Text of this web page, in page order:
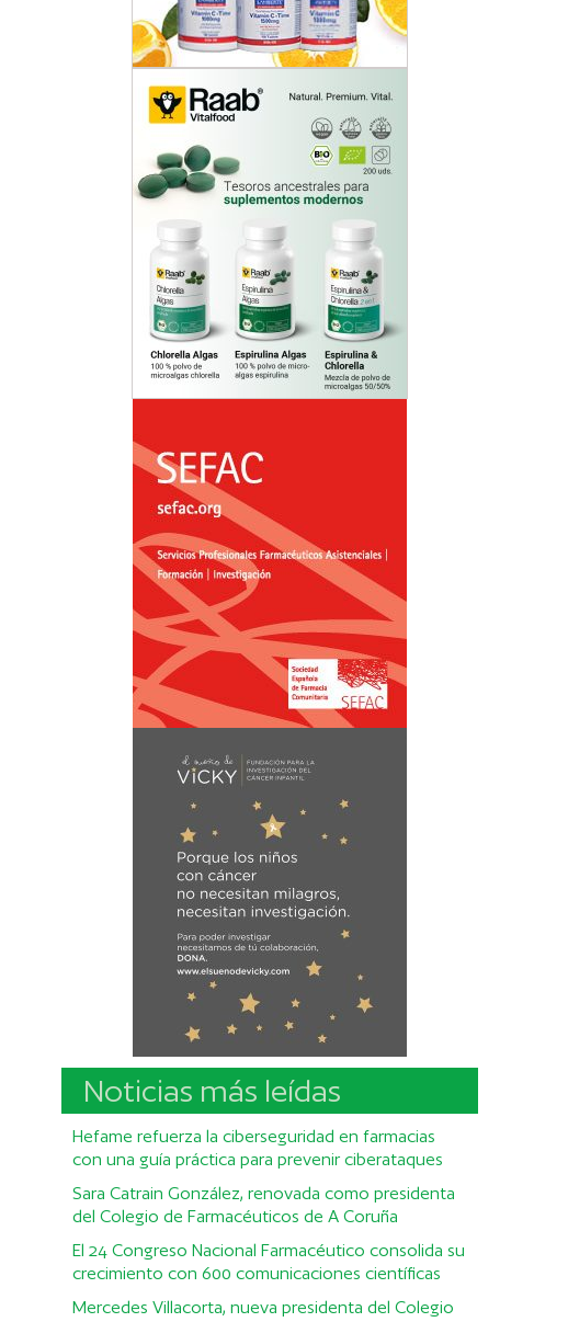
Noticias más leídas
Hefame refuerza la ciberseguridad en farmacias
con una guía práctica para prevenir ciberataques
Sara Catrain González, renovada como presidenta
del Colegio de Farmacéuticos de A Coruña
El 24 Congreso Nacional Farmacéutico consolida su
crecimiento con 600 comunicaciones científicas
Mercedes Villacorta, nueva presidenta del Colegio